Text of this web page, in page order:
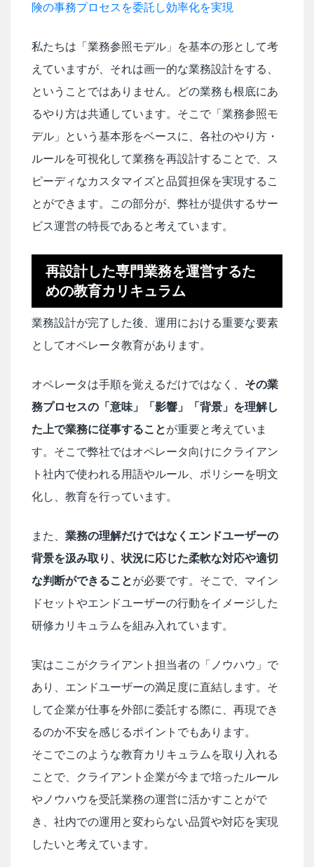
険の事務プロセスを委託し効率化を実現
私たちは「業務参照モデル」を基本の形として考
えていますが、それは画一的な業務設計をする、
ということではありません。どの業務も根底にあ
るやり方は共通しています。そこで「業務参照モ
デル」という基本形をベースに、各社のやり方・
ルールを可視化して業務を再設計することで、ス
ピーディなカスタマイズと品質担保を実現するこ
とができます。この部分が、弊社が提供するサー
ビス運営の特長であると考えています。
再設計した専門業務を運営するた
めの教育カリキュラム
業務設計が完了した後、運用における重要な要素
としてオペレータ教育があります。
オペレータは手順を覚えるだけではなく、 その業
務プロセスの「意味」「影響」「背景」を理解し
た上で業務に従事することが重要と考えていま
す。そこで弊社ではオペレータ向けにクライアン
ト社内で使われる用語やルール、ポリシーを明文
化し、教育を行っています。
また、 業務の理解だけではなくエンドユーザーの
背景を汲み取り、状況に応じた柔軟な対応や適切
な判断ができることが必要です。そこで、マイン
ドセットやエンドユーザーの行動をイメージした
研修カリキュラムを組み入れています。
実はここがクライアント担当者の「ノウハウ」で
あり、エンドユーザーの満足度に直結します。そ
して企業が仕事を外部に委託する際に、再現でき
るのか不安を感じるポイントでもあります。
そこでこのような教育カリキュラムを取り入れる
ことで、クライアント企業が今まで培ったルール
やノウハウを受託業務の運営に活かすことがで
き、社内での運用と変わらない品質や対応を実現
したいと考えています。